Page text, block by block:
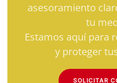
asesoramiento
tu
Estamos aquí para
y proteger
SOLICITAR